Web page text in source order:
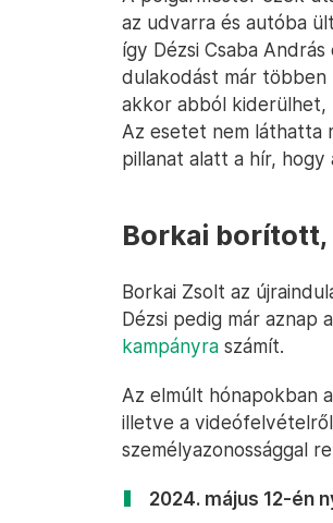
az udvarra és autóba
így Dézsi Csaba
dulakodást már
akkor abból kiderülhet,
Az esetet nem láthatta
pillanat alatt a hír, hogy
Borkai
Borkai Zsolt az
Dézsi pedig már aznap
kampányra számít.
Az elmúlt hónapokban
illetve a
személyazonossággal
2024. május 12-én